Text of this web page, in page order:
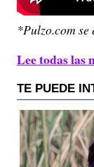
*Pulzo.com se
Lee todas las